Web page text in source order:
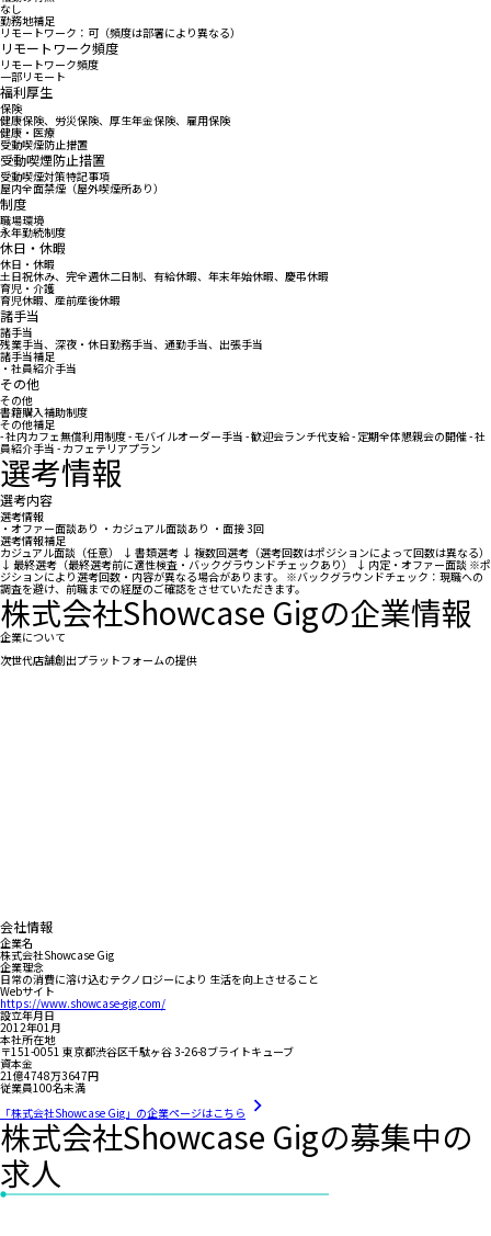
なし
勤務地補足
リモートワーク：可（頻度は部署により異なる）
リモートワーク頻度
リモートワーク頻度
一部リモート
福利厚生
保険
健康保険、労災保険、厚生年金保険、雇用保険
健康・医療
受動喫煙防止措置
受動喫煙防止措置
受動喫煙対策特記事項
屋内全面禁煙（屋外喫煙所あり）
制度
職場環境
永年勤続制度
休日・休暇
休日・休暇
土日祝休み、完全週休二日制、有給休暇、年末年始休暇、慶弔休暇
育児・介護
育児休暇、産前産後休暇
諸手当
諸手当
残業手当、深夜・休日勤務手当、通勤手当、出張手当
諸手当補足
・社員紹介手当
その他
その他
書籍購入補助制度
その他補足
- 社内カフェ無償利用制度 - モバイルオーダー手当 - 歓迎会ランチ代支給 - 定期全体懇親会の開催 - 社
員紹介手当 - カフェテリアプラン
選考情報
選考内容
選考情報
・オファー面談あり ・カジュアル面談あり ・面接 3回
選考情報補足
カジュアル面談（任意） ↓ 書類選考 ↓ 複数回選考（選考回数はポジションによって回数は異なる）
↓ 最終選考（最終選考前に適性検査・バックグラウンドチェックあり） ↓ 内定・オファー面談 ※ポ
ジションにより選考回数・内容が異なる場合があります。 ※バックグラウンドチェック：現職への
調査を避け、前職までの経歴のご確認をさせていただきます。
株式会社Showcase Gigの企業情報
企業について
次世代店舗創出プラットフォームの提供
会社情報
企業名
株式会社Showcase Gig
企業理念
日常の消費に溶け込むテクノロジーにより 生活を向上させること
Webサイト
https://www.showcase-gig.com/
設立年月日
2012年01月
本社所在地
〒151-0051 東京都渋谷区千駄ヶ谷 3-26-8ブライトキューブ
資本金
21億4748万3647円
従業員100名未満
「株式会社Showcase Gig」の企業ページはこちら
株式会社Showcase Gigの募集中の
求人